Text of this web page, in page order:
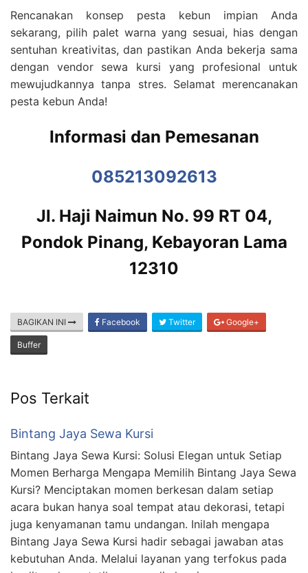
Rencanakan konsep pesta kebun impian Anda
sekarang, pilih palet warna yang sesuai, hias dengan
sentuhan kreativitas, dan pastikan Anda bekerja sama
dengan vendor sewa kursi yang profesional untuk
mewujudkannya tanpa stres. Selamat merencanakan
pesta kebun Anda!
Informasi dan Pemesanan
085213092613
Jl. Haji Naimun No. 99 RT 04,
Pondok Pinang, Kebayoran Lama
12310
BAGIKAN INI Facebook Twitter Google+
Buffer
Pos Terkait
Bintang Jaya Sewa Kursi
Bintang Jaya Sewa Kursi: Solusi Elegan untuk Setiap
Momen Berharga Mengapa Memilih Bintang Jaya Sewa
Kursi? Menciptakan momen berkesan dalam setiap
acara bukan hanya soal tempat atau dekorasi, tetapi
juga kenyamanan tamu undangan. Inilah mengapa
Bintang Jaya Sewa Kursi hadir sebagai jawaban atas
kebutuhan Anda. Melalui layanan yang terfokus pada